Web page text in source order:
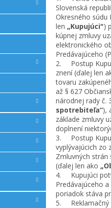
Slovenská
Okresného súdu
len „Kupujúci")
kúpnej zmluvy
elektronického
Predávajúceho
2. Postup
znení (ďalej len
tovaru
až § 627
národnej rady č.
spotrebiteľa“),
základe zmluvy
doplnení
3. Postup
vyplývajúcich zo
Zmluvných strán
(ďalej len ako
4. Kupujúci
Predávajúceho
poriadok stáva
5. Reklamačný